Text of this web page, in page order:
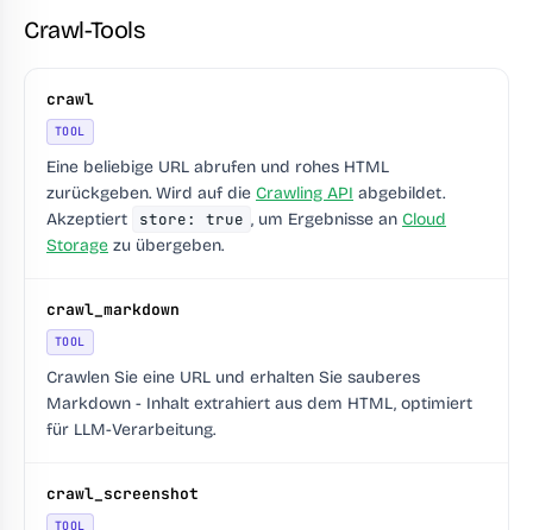
Crawl-Tools
crawl
TOOL
Eine beliebige URL abrufen und rohes HTML
zurückgeben. Wird auf die Crawling API abgebildet.
Akzeptiert
store: true , um Ergebnisse an Cloud
Storage zu übergeben.
crawl_markdown
TOOL
Crawlen Sie eine URL und erhalten Sie sauberes
Markdown - Inhalt extrahiert aus dem HTML, optimiert
für LLM-Verarbeitung.
crawl_screenshot
TOOL